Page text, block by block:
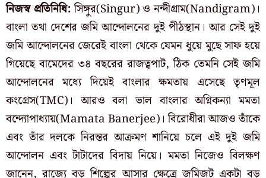
নিজস্ব প্রতিনিধি:সিঙ্গুর(Singur) ও নন্দীগ্রাম(Nandigram)।
বাংলা তথা দেশের জমি আন্দোলনের দুই পীঠস্থান। আর সেই দুই
জমি আন্দোলনের জেরেই বাংলা থেকে যেমন ধুয়ে মুছে সাফ হয়ে
গিয়েছে বামেদের ৩৪ বছরের রাজত্বপাট, ঠিক তেমনি সেই জমি
আন্দোলনের মধ্যে দিয়েই বাংলার ক্ষমতায় এসেছে তৃণমূল
কংগ্রেস(TMC)। আরও বলা ভাল বাংলার অগ্নিকন্যা মমতা
বন্দ্যোপাধ্যায়(Mamata Banerjee)। বিরোধীরা আজও তাঁকে
এবং তাঁর দলকে নিরন্তর আক্রমণ শানিয়ে চলে এই দুই জমি
আন্দোলন এবং টাটাদের বিদায় নিয়ে। মমতা নিজেও বিলক্ষণ
জানেন, রাজ্যে বড় শিল্পের আসার ক্ষেত্রে জমিজট একটা বড়